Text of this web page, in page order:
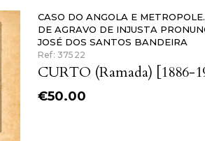
CASO DO ANGOLA E
DE AGRAVO DE INJUSTA
JOSÉ DOS SANTOS BANDEIRA
Ref: 37522
CURTO (Ramada) [1886-
€50.00